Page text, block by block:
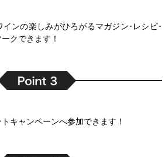
ンの楽しみがひろがるマガジン･レシピ･
クできます！
キャンペーンへ参加できます！